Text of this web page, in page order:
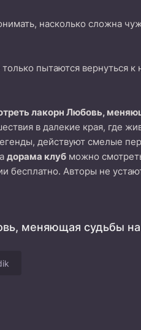
насколько сложна
пытаются вернуться
лакорн Любовь,
в далекие края, где
действуют смелые
дорама клуб можно
бесплатно. Авторы не
меняющая судьбы